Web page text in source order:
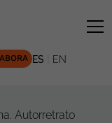
ES EN
Autorretrato